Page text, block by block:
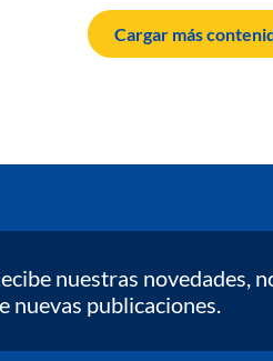
Cargar más
nuestras novedades,
nuevas publicaciones.